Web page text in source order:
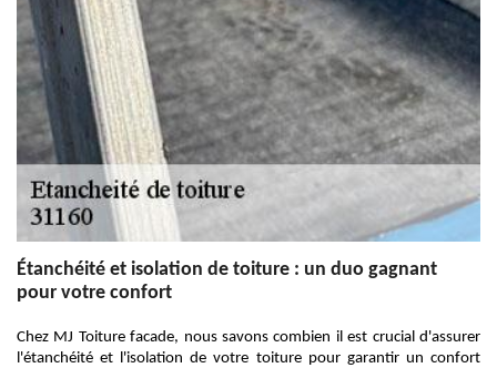
Étanchéité et isolation de toiture : un duo gagnant
pour votre confort
Chez MJ Toiture facade, nous savons combien il est crucial d'assurer
l'étanchéité et l'isolation de votre toiture pour garantir un confort